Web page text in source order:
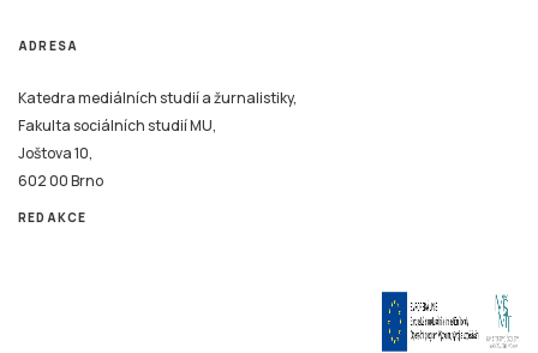
ADRESA
Katedra mediálních studií a žurnalistiky,
Fakulta sociálních studií MU,
Joštova 10,
602 00 Brno
REDAKCE